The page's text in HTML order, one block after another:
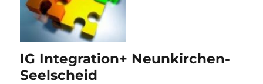
IG Integration+ Neunkirchen-
Seelscheid